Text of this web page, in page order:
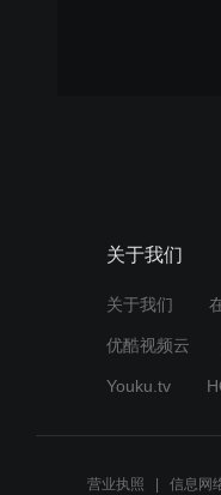
关于我们
关于我们
优酷视频云
Youku.tv
营业执照 信息网